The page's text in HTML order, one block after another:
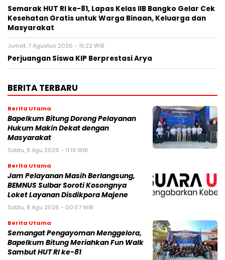
Semarak HUT RI ke-81, Lapas Kelas IIB Bangko Gelar Cek
Kesehatan Gratis untuk Warga Binaan, Keluarga dan
Masyarakat
Jumat, 7 Agustus 2026 - 15:22 WIB
Perjuangan Siswa KIP Berprestasi Arya
BERITA TERBARU
Berita Utama
Bapelkum Bitung Dorong Pelayanan
Hukum Makin Dekat dengan
Masyarakat
Sabtu, 8 Agu 2026 - 11:19 WIB
Berita Utama
Jam Pelayanan Masih Berlangsung,
BEMNUS Sulbar Soroti Kosongnya
Loket Layanan Disdikpora Majene
Sabtu, 8 Agu 2026 - 00:07 WIB
Berita Utama
Semangat Pengayoman Menggelora,
Bapelkum Bitung Meriahkan Fun Walk
Sambut HUT RI ke-81